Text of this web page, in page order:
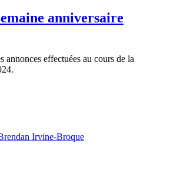
anniversaire
annonces effectuées au cours de la
Irvine-Broque